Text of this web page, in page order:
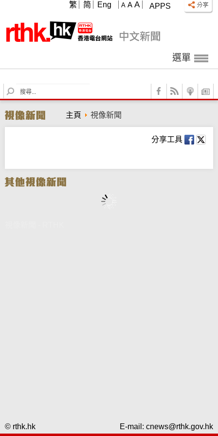
APPS
A A A
繁 简 Eng
選單
S
e
r
c
主頁 視像新聞
分享工具
© rthk.hk E-mail: cnews@rthk.gov.hk